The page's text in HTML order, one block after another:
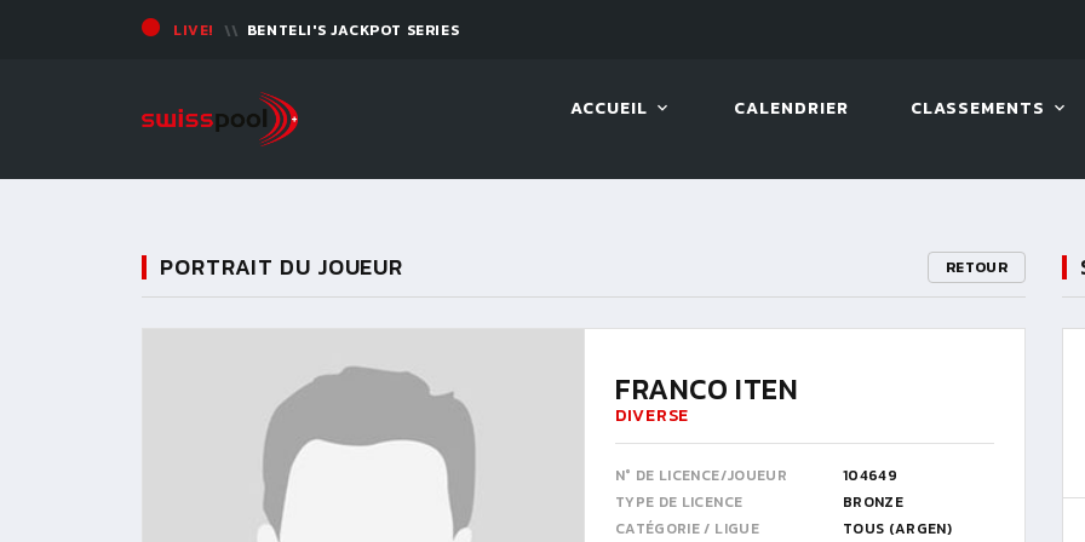
LIVE! BENTELI'S JACKPOT SERIES
ACCUEIL CALENDRIER CLASSEMENTS
PORTRAIT DU JOUEUR RETOUR
FRANCO ITEN
DIVERSE
N° DE LICENCE/JOUEUR
104649
TYPE DE LICENCE
BRONZE
CATÉGORIE / LIGUE
TOUS (ARGEN)